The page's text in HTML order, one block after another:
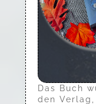
Das Buch
den